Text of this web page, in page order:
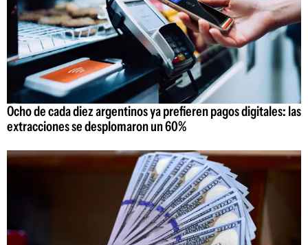
Ocho de cada diez argentinos ya prefieren pagos digitales: las
extracciones se desplomaron un 60%